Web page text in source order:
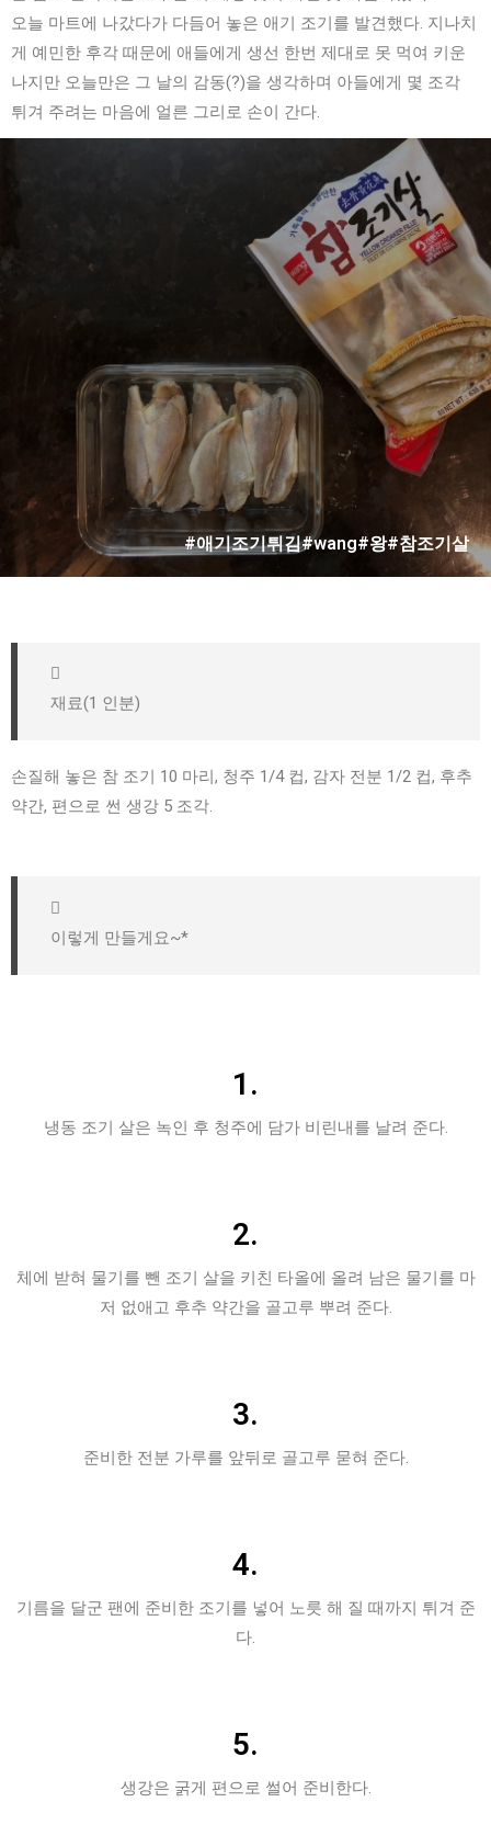
오늘 마트에 나갔다가 다듬어 놓은 애기 조기를 발견했다. 지나치
게 예민한 후각 때문에 애들에게 생선 한번 제대로 못 먹여 키운
나지만 오늘만은 그 날의 감동(?)을 생각하며 아들에게 몇 조각
튀겨 주려는 마음에 얼른 그리로 손이 간다.
#애기조기튀김#wang#왕#참조기살
재료(1 인분)
손질해 놓은 참 조기 10 마리, 청주 1/4 컵, 감자 전분 1/2 컵, 후추
약간, 편으로 썬 생강 5 조각.
이렇게 만들게요~*
1.
냉동 조기 살은 녹인 후 청주에 담가 비린내를 날려 준다.
2.
체에 받혀 물기를 뺀 조기 살을 키친 타올에 올려 남은 물기를 마
저 없애고 후추 약간을 골고루 뿌려 준다.
3.
준비한 전분 가루를 앞뒤로 골고루 묻혀 준다.
4.
기름을 달군 팬에 준비한 조기를 넣어 노릇 해 질 때까지 튀겨 준
다.
5.
생강은 굵게 편으로 썰어 준비한다.